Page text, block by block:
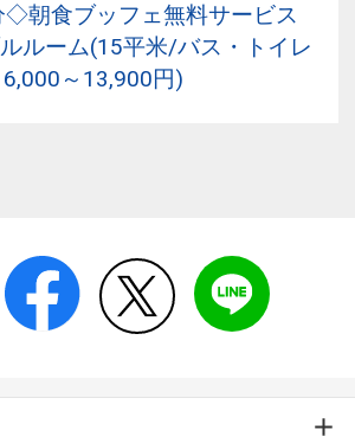
◇朝食ブッフェ無料サービス
ルーム(15平米/バス・トイレ
～13,900円)